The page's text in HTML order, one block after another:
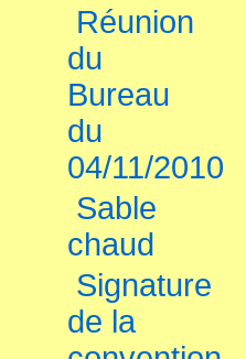
Réunion
du
Bureau
du
04/11/2010
Sable
chaud
Signature
de la